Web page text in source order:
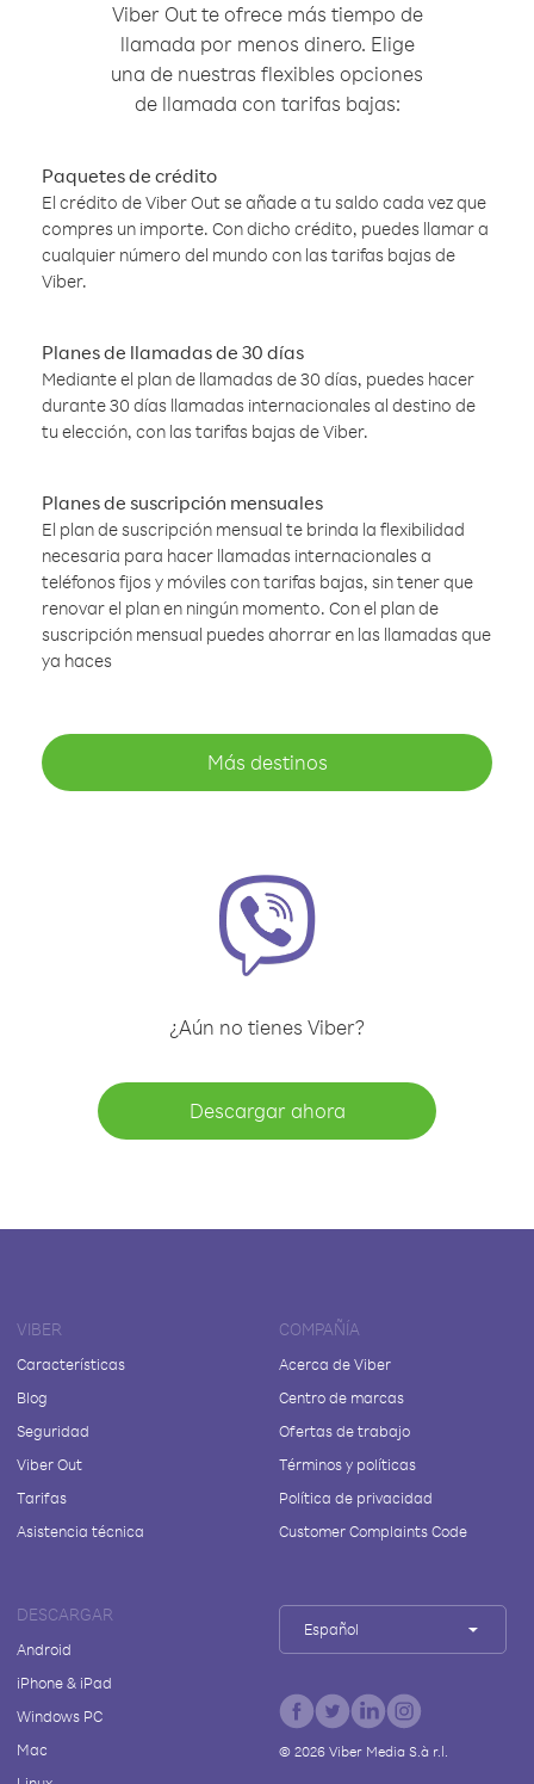
Viber Out te ofrece más tiempo de
llamada por menos dinero. Elige
una de nuestras flexibles opciones
de llamada con tarifas bajas:
Paquetes de crédito
El crédito de Viber Out se añade a tu saldo cada vez que
compres un importe. Con dicho crédito, puedes llamar a
cualquier número del mundo con las tarifas bajas de
Viber.
Planes de llamadas de 30 días
Mediante el plan de llamadas de 30 días, puedes hacer
durante 30 días llamadas internacionales al destino de
tu elección, con las tarifas bajas de Viber.
Planes de suscripción mensuales
El plan de suscripción mensual te brinda la flexibilidad
necesaria para hacer llamadas internacionales a
teléfonos fijos y móviles con tarifas bajas, sin tener que
renovar el plan en ningún momento. Con el plan de
suscripción mensual puedes ahorrar en las llamadas que
ya haces
Más destinos
¿Aún no tienes Viber?
Descargar ahora
VIBER
Características
Blog
Seguridad
Viber Out
Tarifas
Asistencia técnica
COMPAÑÍA
Acerca de Viber
Centro de marcas
Ofertas de trabajo
Términos y políticas
Política de privacidad
Customer Complaints Code
DESCARGAR
Android
iPhone & iPad
Windows PC
Mac
Español
© 2026Viber Media S.à r.l.